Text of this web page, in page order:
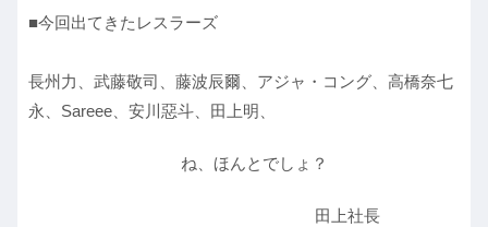
■今回出てきたレスラーズ
長州力、武藤敬司、藤波辰爾、アジャ・コング、高橋奈七
永、Sareee、安川惡斗、田上明、
ね、ほんとでしょ？
田上社長